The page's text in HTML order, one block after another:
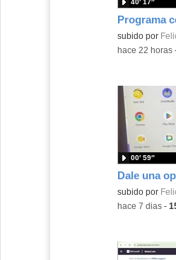
Contenido
subido por
40′ 17″
-hace 22 horas
Contenido
subido por
00′ 59″
-hace 7 dias-